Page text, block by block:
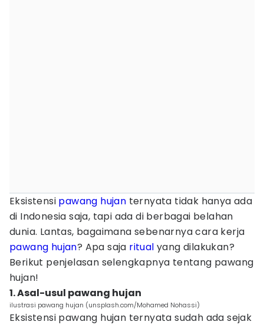
Eksistensi pawang hujan ternyata tidak hanya ada
di Indonesia saja, tapi ada di berbagai belahan
dunia. Lantas, bagaimana sebenarnya cara kerja
pawang hujan? Apa saja ritual yang dilakukan?
Berikut penjelasan selengkapnya tentang pawang
hujan!
1. Asal-usul pawang hujan
ilustrasi pawang hujan (unsplash.com/Mohamed Nohassi)
Eksistensi pawang hujan ternyata sudah ada sejak